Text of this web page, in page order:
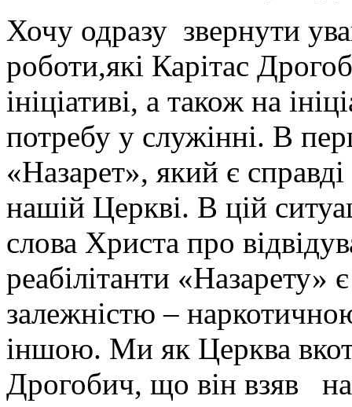
Хочу одразу звернути
роботи,які Карітас
ініціативі, а також на
потребу у служінні. В
«Назарет», який є
нашій Церкві. В цій
слова Христа про
реабілітанти
залежністю –
іншою. Ми як Церква
Дрогобич, що він взяв на